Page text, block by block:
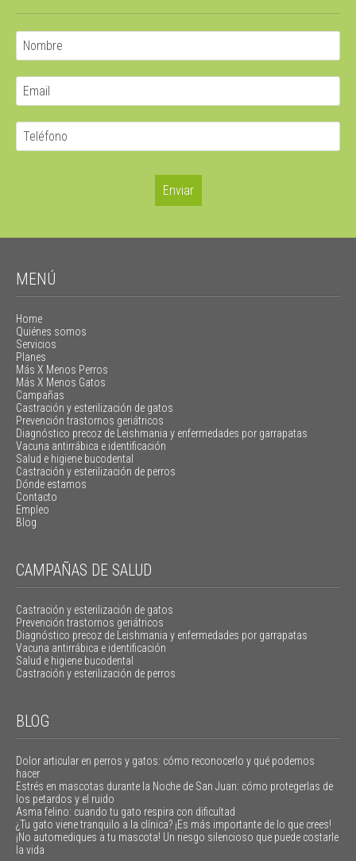
MENÚ
Home
Quiénes somos
Servicios
Planes
Más X Menos Perros
Más X Menos Gatos
Campañas
Castración y esterilización de gatos
Prevención trastornos geriátricos
Diagnóstico precoz de Leishmania y enfermedades por garrapatas
Vacuna antirrábica e identificación
Salud e higiene bucodental
Castración y esterilización de perros
Dónde estamos
Contacto
Empleo
Blog
CAMPAÑAS DE SALUD
Castración y esterilización de gatos
Prevención trastornos geriátricos
Diagnóstico precoz de Leishmania y enfermedades por garrapatas
Vacuna antirrábica e identificación
Salud e higiene bucodental
Castración y esterilización de perros
BLOG
Dolor articular en perros y gatos: cómo reconocerlo y qué podemos
hacer
Estrés en mascotas durante la Noche de San Juan: cómo protegerlas de
los petardos y el ruido
Asma felino: cuando tu gato respira con dificultad
¿Tu gato viene tranquilo a la clínica? ¡Es más importante de lo que crees!
¡No automediques a tu mascota! Un riesgo silencioso que puede costarle
la vida